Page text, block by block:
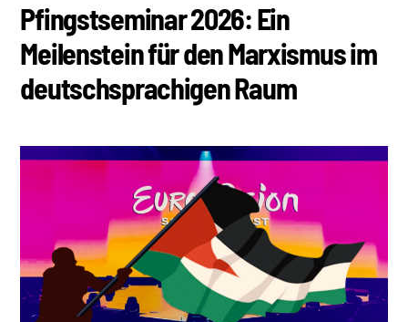
Pfingstseminar 2026: Ein
Meilenstein für den Marxismus im
deutschsprachigen Raum